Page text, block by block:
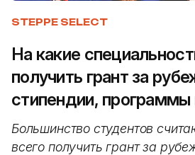
STEPPE SELECT
На какие
получить грант за
стипендии,
Большинство студентов
всего получить грант за